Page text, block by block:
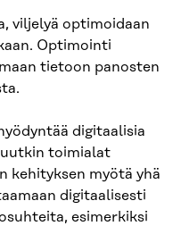
viljelyä optimoidaan
Optimointi
tietoon panosten
digitaalisia
toimialat
kehityksen myötä yhä
digitaalisesti
esimerkiksi